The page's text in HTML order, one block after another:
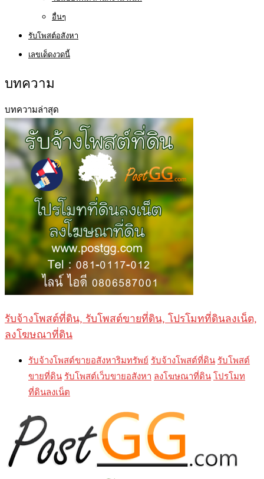
อื่นๆ
รับโพสต์อสังหา
เลขเด็ดงวดนี้
บทความ
บทความล่าสุด
รับจ้างโพสต์ที่ดิน, รับโพสต์ขายที่ดิน, โปรโมทที่ดินลงเน็ต,
ลงโฆษณาที่ดิน
รับจ้างโพสต์ขายอสังหาริมทรัพย์ รับจ้างโพสต์ที่ดิน รับโพสต์
ขายที่ดิน รับโพสต์เว็บขายอสังหา ลงโฆษณาที่ดิน โปรโมท
ที่ดินลงเน็ต